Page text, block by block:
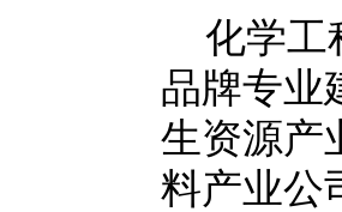
化学工
品牌专业
生资源产
料产业公